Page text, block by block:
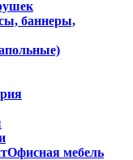
баннеры,
Офисная мебель